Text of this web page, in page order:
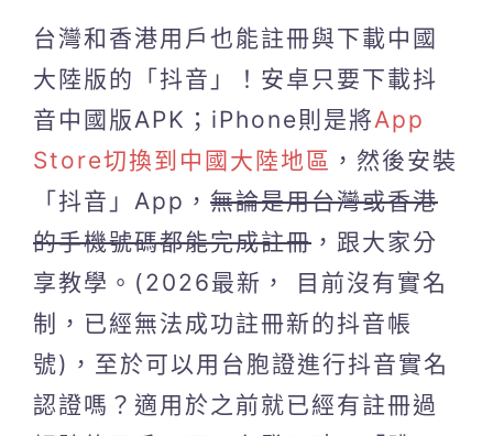
台灣和香港用戶也能註冊與下載中國
大陸版的「抖音」！安卓只要下載抖
音中國版APK；iPhone則是將App
Store切換到中國大陸地區 ，然後安裝
「抖音」App， 無論是用台灣或香港
的手機號碼都能完成註冊 ，跟大家分
享教學。(2026最新， 目前沒有實名
制，已經無法成功註冊新的抖音帳
號)，至於可以用台胞證進行抖音實名
認證嗎？適用於之前就已經有註冊過